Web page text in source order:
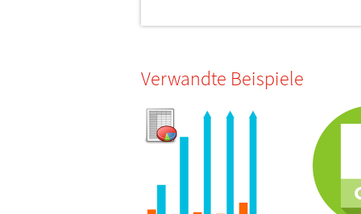
Verwandte Beispiele